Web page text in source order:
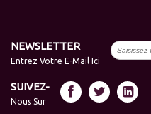
NEWSLETTER
Entrez Votre E-Mail Ici
SUIVEZ-
Nous Sur